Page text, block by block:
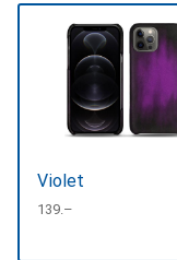
Violet
CHF
139.–